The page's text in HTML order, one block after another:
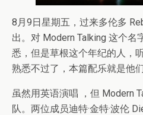
8月9日星期五，过来多伦多
出。对 Modern Talking 这个名
悉，但是草根这个年纪的人，
熟悉不过了，本篇配乐就是他们
虽然用英语演唱 ，但 Modern
队。两位成员迪特·金特·波伦